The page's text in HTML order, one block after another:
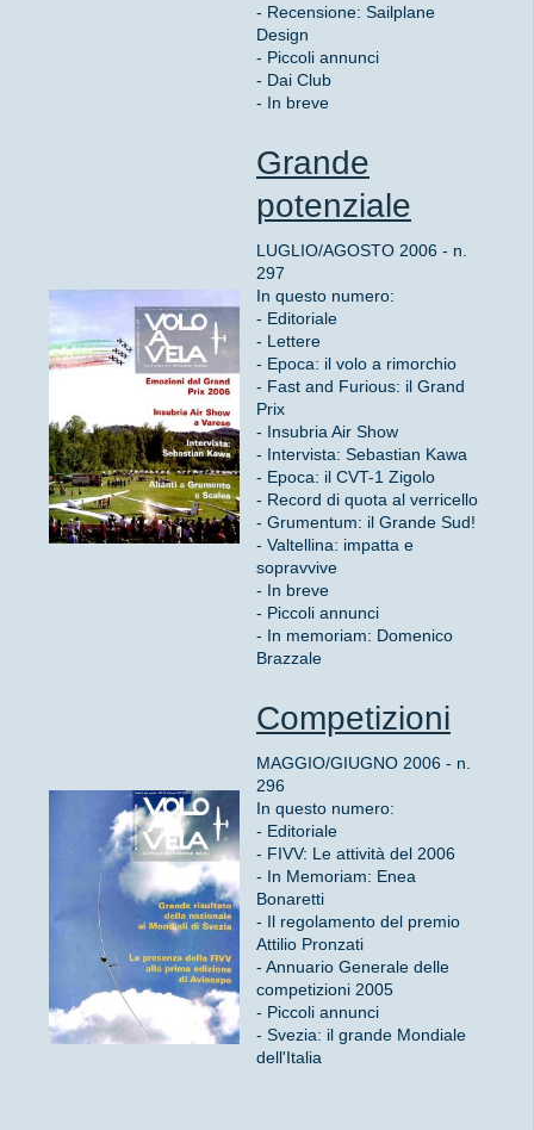
- Recensione: Sailplane
Design
- Piccoli annunci
- Dai Club
- In breve
Grande
potenziale
LUGLIO/AGOSTO 2006 - n.
297
In questo numero:
- Editoriale
- Lettere
- Epoca: il volo a rimorchio
- Fast and Furious: il Grand
Prix
- Insubria Air Show
- Intervista: Sebastian Kawa
- Epoca: il CVT-1 Zigolo
- Record di quota al verricello
- Grumentum: il Grande Sud!
- Valtellina: impatta e
sopravvive
- In breve
- Piccoli annunci
- In memoriam: Domenico
Brazzale
Competizioni
MAGGIO/GIUGNO 2006 - n.
296
In questo numero:
- Editoriale
- FIVV: Le attività del 2006
- In Memoriam: Enea
Bonaretti
- Il regolamento del premio
Attilio Pronzati
- Annuario Generale delle
competizioni 2005
- Piccoli annunci
- Svezia: il grande Mondiale
dell'Italia